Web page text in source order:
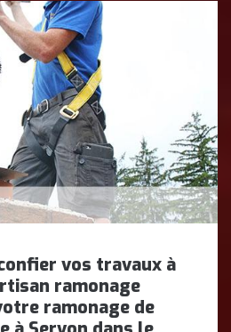
vos travaux à
ramonage
ramonage de